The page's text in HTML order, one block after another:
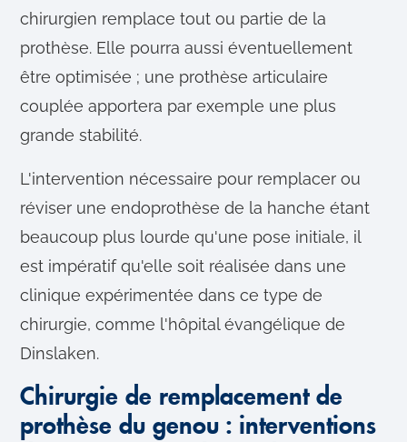
chirurgien remplace tout ou partie de la
prothèse. Elle pourra aussi éventuellement
être optimisée ; une prothèse articulaire
couplée apportera par exemple une plus
grande stabilité.
L'intervention nécessaire pour remplacer ou
réviser une endoprothèse de la hanche étant
beaucoup plus lourde qu'une pose initiale, il
est impératif qu'elle soit réalisée dans une
clinique expérimentée dans ce type de
chirurgie, comme l'hôpital évangélique de
Dinslaken.
Chirurgie de remplacement de
prothèse du genou : interventions